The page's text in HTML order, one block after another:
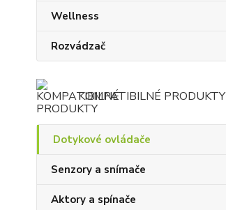
Wellness
Rozvádzač
KOMPATIBILNÉ PRODUKTY
Dotykové ovládače
Senzory a snímače
Aktory a spínače